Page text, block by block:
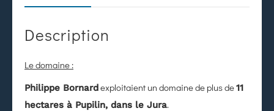
Description
Le domaine :
Philippe Bornardexploitaient un domaine de plus de11
hectares à Pupilin, dans le Jura.